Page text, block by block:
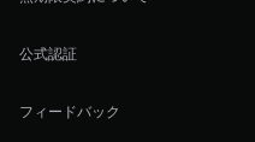
公式認証
フィードバック